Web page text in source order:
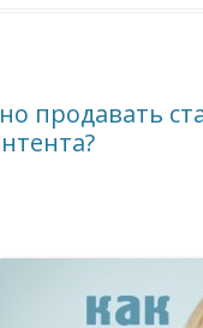
продавать